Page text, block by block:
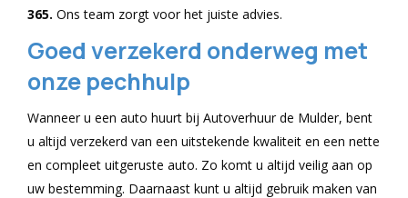
365. Ons team zorgt voor het juiste advies.
Goed verzekerd onderweg met
onze pechhulp
Wanneer u een auto huurt bij Autoverhuur de Mulder, bent
u altijd verzekerd van een uitstekende kwaliteit en een nette
en compleet uitgeruste auto. Zo komt u altijd veilig aan op
uw bestemming. Daarnaast kunt u altijd gebruik maken van